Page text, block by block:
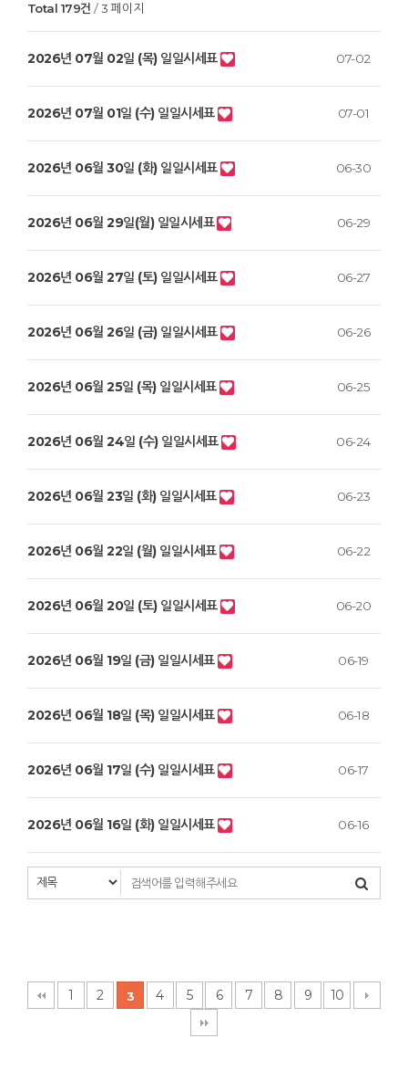
Total 179건 3 페이지
2026년 07월 02일 (목) 일일시세표 07-02
2026년 07월 01일 (수) 일일시세표 07-01
2026년 06월 30일 (화) 일일시세표 06-30
2026년 06월 29일(월) 일일시세표 06-29
2026년 06월 27일 (토) 일일시세표 06-27
2026년 06월 26일 (금) 일일시세표 06-26
2026년 06월 25일 (목) 일일시세표 06-25
2026년 06월 24일 (수) 일일시세표 06-24
2026년 06월 23일 (화) 일일시세표 06-23
2026년 06월 22일 (월) 일일시세표 06-22
2026년 06월 20일 (토) 일일시세표 06-20
2026년 06월 19일 (금) 일일시세표 06-19
2026년 06월 18일 (목) 일일시세표 06-18
2026년 06월 17일 (수) 일일시세표 06-17
2026년 06월 16일 (화) 일일시세표 06-16
1 2 3 4 5 6 7 8 9 10